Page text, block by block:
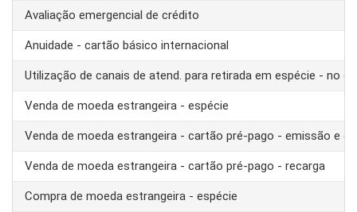
Avaliação emergencial de crédito
Anuidade - cartão básico internacional
Utilização de canais de atend. para retirada em espécie - no
Venda de moeda estrangeira - espécie
Venda de moeda estrangeira - cartão pré-pago - emissão e
Venda de moeda estrangeira - cartão pré-pago - recarga
Compra de moeda estrangeira - espécie